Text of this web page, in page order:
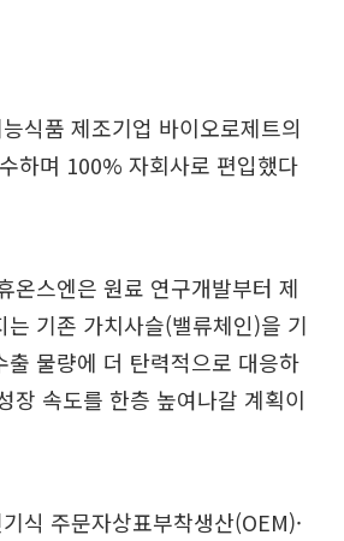
식품 제조기업 바이오로제트의
하며 100% 자회사로 편입했다
온스엔은 원료 연구개발부터 제
는 기존 가치사슬(밸류체인)을 기
출 물량에 더 탄력적으로 대응하
장 속도를 한층 높여나갈 계획이
식 주문자상표부착생산(OEM)·